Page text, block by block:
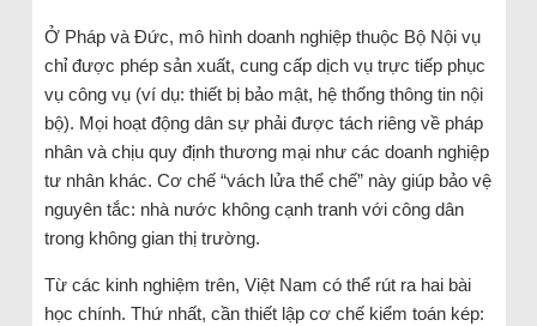
Ở Pháp và Đức, mô hình doanh nghiệp thuộc Bộ Nội vụ
chỉ được phép sản xuất, cung cấp dịch vụ trực tiếp phục
vụ công vụ (ví dụ: thiết bị bảo mật, hệ thống thông tin nội
bộ). Mọi hoạt động dân sự phải được tách riêng về pháp
nhân và chịu quy định thương mại như các doanh nghiệp
tư nhân khác. Cơ chế “vách lửa thể chế” này giúp bảo vệ
nguyên tắc: nhà nước không cạnh tranh với công dân
trong không gian thị trường.
Từ các kinh nghiệm trên, Việt Nam có thể rút ra hai bài
học chính. Thứ nhất, cần thiết lập cơ chế kiểm toán kép: